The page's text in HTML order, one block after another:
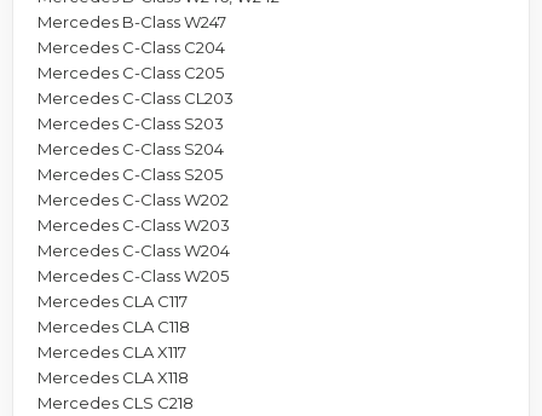
Mercedes B-Class W247
Mercedes C-Class C204
Mercedes C-Class C205
Mercedes C-Class CL203
Mercedes C-Class S203
Mercedes C-Class S204
Mercedes C-Class S205
Mercedes C-Class W202
Mercedes C-Class W203
Mercedes C-Class W204
Mercedes C-Class W205
Mercedes CLA C117
Mercedes CLA C118
Mercedes CLA X117
Mercedes CLA X118
Mercedes CLS C218